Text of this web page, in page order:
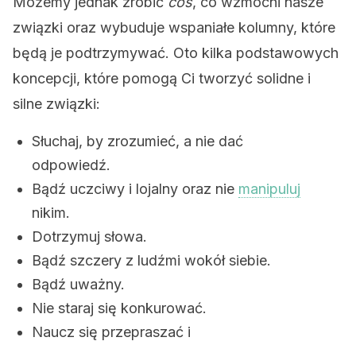
związki oraz wybuduje wspaniałe kolumny, które
będą je podtrzymywać. Oto kilka podstawowych
koncepcji, które pomogą Ci tworzyć solidne i
silne związki:
Słuchaj, by zrozumieć, a nie dać
odpowiedź.
Bądź uczciwy i lojalny oraz nie manipuluj
nikim.
Dotrzymuj słowa.
Bądź szczery z ludźmi wokół siebie.
Bądź uważny.
Nie staraj się konkurować.
Naucz się przepraszać i